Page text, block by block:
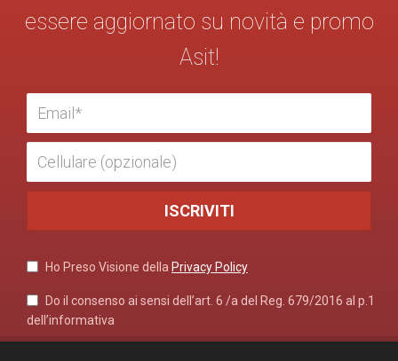
essere aggiornato su novità e promo
Asit!
Ho Preso Visione della Privacy Policy
Do il consenso ai sensi dell’art. 6 /a del Reg. 679/2016 al p.1
dell’informativa